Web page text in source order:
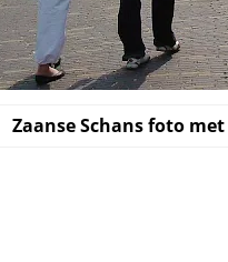
Zaanse Schans foto